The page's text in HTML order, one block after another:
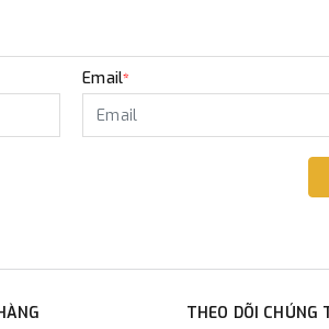
Email*
THEO DÕI CHÚNG